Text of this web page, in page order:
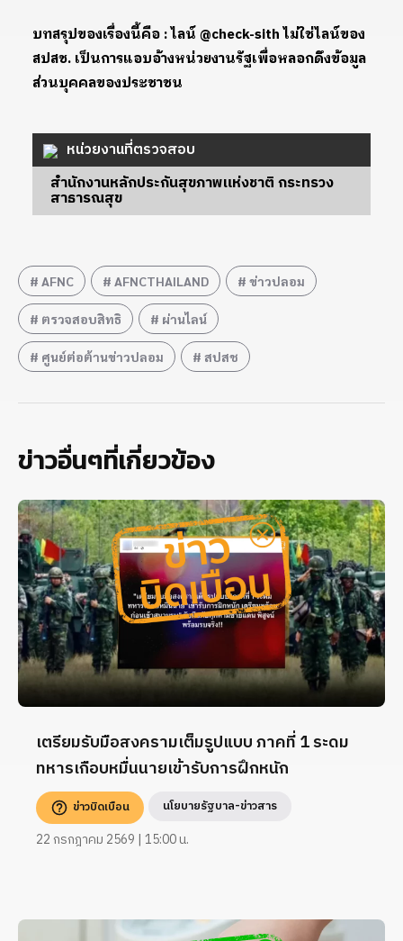
บทสรุปของเรื่องนี้คือ : ไลน์ @check-sith ไม่ใช่ไลน์ของ
สปสช. เป็นการแอบอ้างหน่วยงานรัฐเพื่อหลอกดึงข้อมูล
ส่วนบุคคลของประชาชน
หน่วยงานที่ตรวจสอบ
สำนักงานหลักประกันสุขภาพแห่งชาติ กระทรวง
สาธารณสุข
AFNC AFNCTHAILAND ข่าวปลอม
ตรวจสอบสิทธิ ผ่านไลน์
ศูนย์ต่อต้านข่าวปลอม สปสช
ข่าวอื่นๆที่เกี่ยวข้อง
เตรียมรับมือสงครามเต็มรูปแบบ ภาคที่ 1 ระดม
ทหารเกือบหมื่นนายเข้ารับการฝึกหนัก
ข่าวบิดเบือน นโยบายรัฐบาล-ข่าวสาร
22 กรกฎาคม 2569 | 15:00 น.